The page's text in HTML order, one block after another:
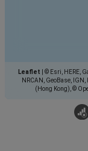
Leaflet
© Esri, HERE,
NRCAN, GeoBase,
(Hong Kong), ©